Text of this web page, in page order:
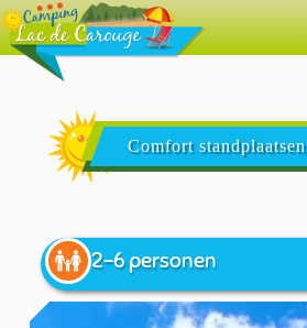
Comfort standplaatsen
2-6 personen